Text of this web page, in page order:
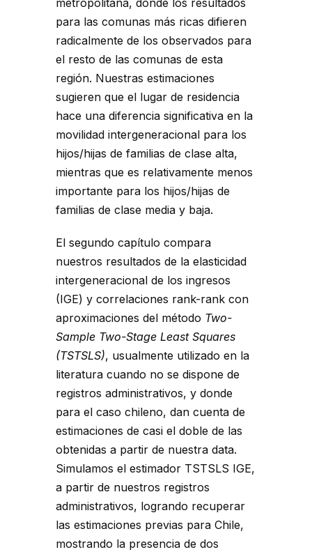
metropolitana, donde los resultados
para las comunas más ricas difieren
radicalmente de los observados para
el resto de las comunas de esta
región. Nuestras estimaciones
sugieren que el lugar de residencia
hace una diferencia significativa en la
movilidad intergeneracional para los
hijos/hijas de familias de clase alta,
mientras que es relativamente menos
importante para los hijos/hijas de
familias de clase media y baja.
El segundo capítulo compara
nuestros resultados de la elasticidad
intergeneracional de los ingresos
(IGE) y correlaciones rank-rank con
aproximaciones del método Two-
Sample Two-Stage Least Squares
(TSTSLS), usualmente utilizado en la
literatura cuando no se dispone de
registros administrativos, y donde
para el caso chileno, dan cuenta de
estimaciones de casi el doble de las
obtenidas a partir de nuestra data.
Simulamos el estimador TSTSLS IGE,
a partir de nuestros registros
administrativos, logrando recuperar
las estimaciones previas para Chile,
mostrando la presencia de dos